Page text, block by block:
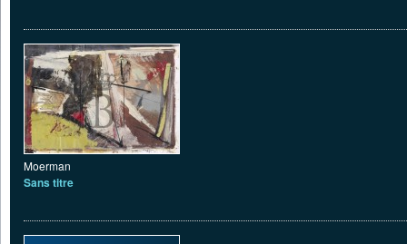
Moerman
Sans titre